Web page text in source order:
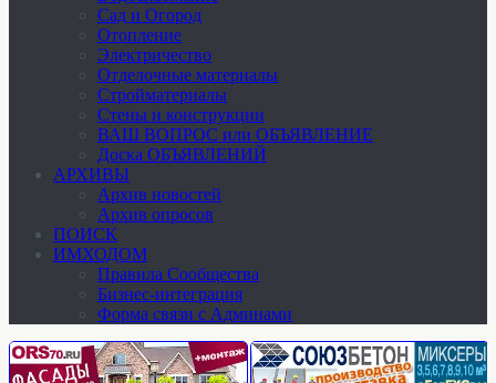
Сад и Огород
Отопление
Электричество
Отделочные материалы
Стройматериалы
Стены и конструкции
ВАШ ВОПРОС или ОБЪЯВЛЕНИЕ
Доска ОБЪЯВЛЕНИЙ
АРХИВЫ
Архив новостей
Архив опросов
ПОИСК
ИМХОДОМ
Правила Сообщества
Бизнес-интеграция
Форма связи с Админами